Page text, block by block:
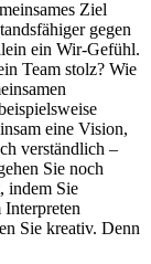
Ziel
gegen
ein Wir-Gefühl.
Team stolz? Wie
eine Vision,
verständlich –
Sie noch
indem Sie
Interpreten
Sie kreativ. Denn